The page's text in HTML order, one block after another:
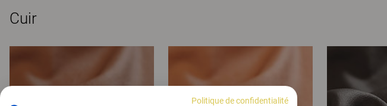
Cuir
Politique de confidentialité